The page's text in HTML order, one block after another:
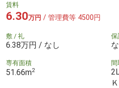
賃料
6.30万円 / 管理費等 4500円
敷 / 礼
6.38万円 / なし
保
専有面積
51.66m2
間